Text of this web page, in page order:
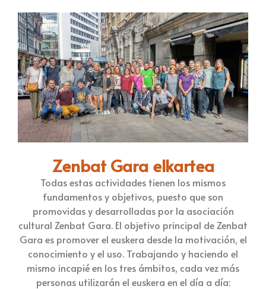
Zenbat Gara elkartea
Todas estas actividades tienen los mismos
fundamentos y objetivos, puesto que son
promovidas y desarrolladas por la asociación
cultural Zenbat Gara. El objetivo principal de Zenbat
Gara es promover el euskera desde la motivación, el
conocimiento y el uso. Trabajando y haciendo el
mismo incapié en los tres ámbitos, cada vez más
personas utilizarán el euskera en el día a día: